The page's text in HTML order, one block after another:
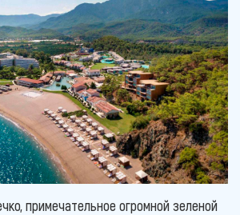
примечательное огромной зеленой